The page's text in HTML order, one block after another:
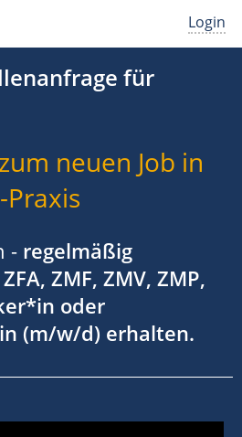
Login
für
neuen Job in
- regelmäßig
ZMF, ZMV, ZMP,
oder
(m/w/d) erhalten.